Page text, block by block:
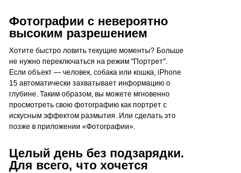
Фотографии с невероятно
высоким разрешением
Хотите быстро ловить текущие моменты? Больше
не нужно переключаться на режим "Портрет".
Если объект — человек, собака или кошка, iPhone
15 автоматически захватывает информацию о
глубине. Таким образом, вы можете мгновенно
просмотреть свою фотографию как портрет с
искусным эффектом размытия. Или сделать это
позже в приложении «Фотографии».
Целый день без подзарядки.
Для всего, что хочется